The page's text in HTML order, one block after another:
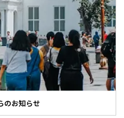
のお知らせ